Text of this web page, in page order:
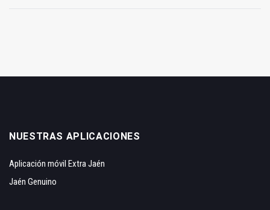
NUESTRAS APLICACIONES
Aplicación móvil Extra Jaén
Jaén Genuino